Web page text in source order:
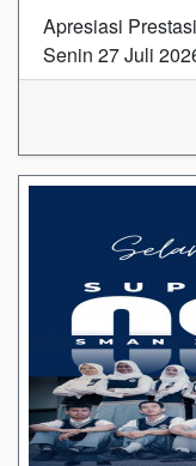
Apresiasi
Senin 27 Juli